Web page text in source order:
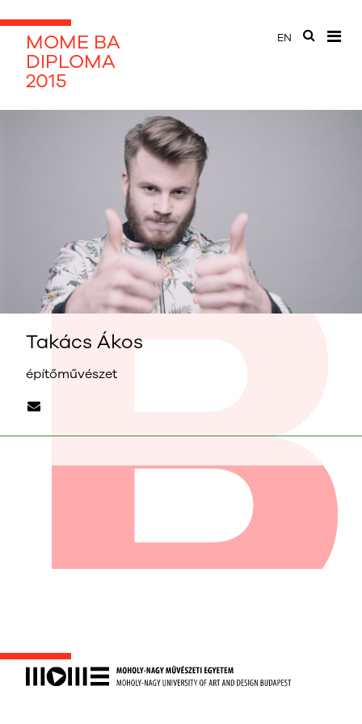
MOME BA
DIPLOMA
2015
EN
Takács Ákos
építőművészet